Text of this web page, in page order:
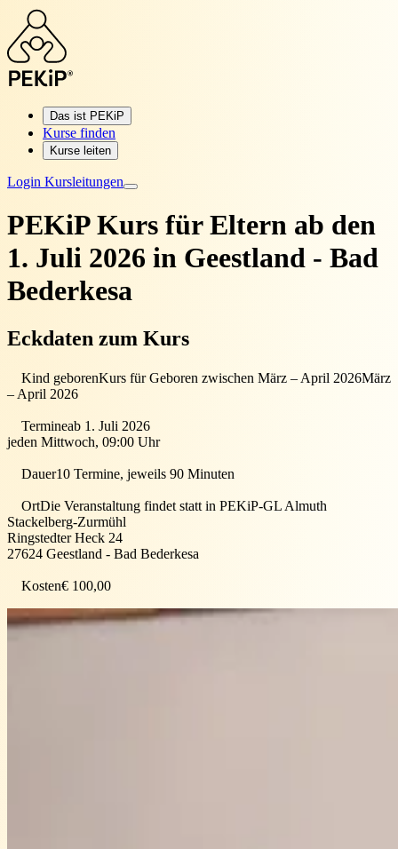
Das ist PEKiP
Kurse finden
Kurse leiten
Login Kursleitungen
PEKiP Kurs für Eltern ab den
1. Juli 2026 in Geestland - Bad
Bederkesa
Eckdaten zum Kurs
Kind geborenKurs für Geboren zwischen März – April 2026März
– April 2026
Termineab 1. Juli 2026
jeden Mittwoch, 09:00 Uhr
Dauer10 Termine, jeweils 90 Minuten
OrtDie Veranstaltung findet statt in PEKiP-GL Almuth
Stackelberg-Zurmühl
Ringstedter Heck 24
27624 Geestland - Bad Bederkesa
Kosten€ 100,00